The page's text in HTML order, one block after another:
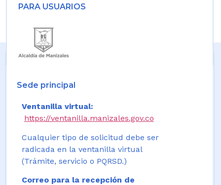
PARA USUARIOS
Sede principal
Ventanilla virtual:
https://ventanilla.manizales.gov.co
Cualquier tipo de solicitud debe ser
radicada en la ventanilla virtual
(Trámite, servicio o PQRSD.)
Correo para la recepción de